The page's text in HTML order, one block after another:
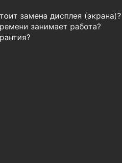
замена дисплея (экрана)?
занимает работа?